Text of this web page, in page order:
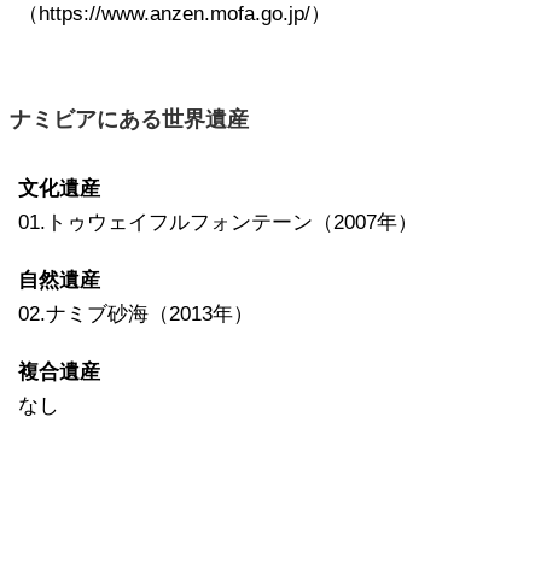
（https://www.anzen.mofa.go.jp/）
ナミビアにある世界遺産
文化遺産
01.トゥウェイフルフォンテーン（2007年）
自然遺産
02.ナミブ砂海（2013年）
複合遺産
なし